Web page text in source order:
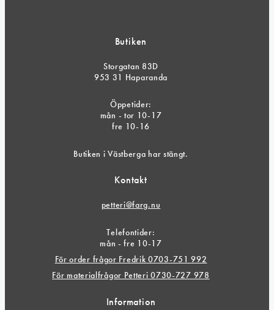
Butiken
Storgatan 83D
953 31 Haparanda
Öppetider:
mån - tor 10-17
fre 10-16
Butiken i Västberga har stängt.
Kontakt
petteri@farg.nu
Telefontider:
mån - fre 10-17
För order frågor Fredrik 0703-751 992
För materialfrågor Petteri 0730-727 978
Information